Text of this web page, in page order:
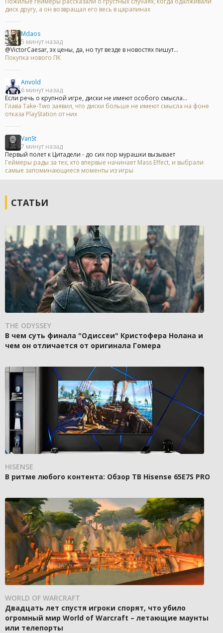
диск другу, а он возвращал его весь в царапинах
Mdaos
5 минут назад
@VictorCaesar, эх цены, да, но тут везде в новостях пишут...
Покупка нового ПК
Anvold
6 минут назад
Если речь о крупной игре, диски не имеют особого смысла...
Глава Take-Two заявил, что диски больше не имеют смысла на фоне
отказа PlayStation от них
VanSt
7 минут назад
Первый полет к Цитадели - до сих пор мурашки вызывает
Геймеры рады за тех, кто впервые начинает Mass Effect, и выбрали
самые запоминающиеся моменты из игры
СТАТЬИ
THE ODYSSEY
В чем суть финала "Одиссеи" Кристофера Нолана и
чем он отличается от оригинала Гомера
HISENSE
В ритме любого контента: Обзор ТВ Hisense 65E7S PRO
WORLD OF WARCRAFT
Двадцать лет спустя игроки спорят, что убило
огромный мир World of Warcraft – летающие маунты
или телепорты